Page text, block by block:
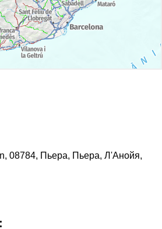
08784, Пьера, Пьера, Л'Анойя,